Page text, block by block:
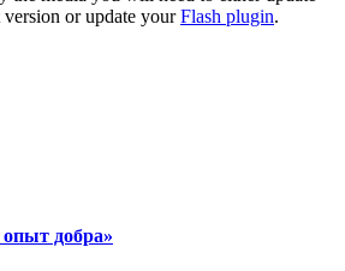
or update yourFlash plugin.
добра»